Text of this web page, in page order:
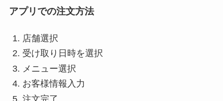
アプリでの注文方法
店舗選択
受け取り日時を選択
メニュー選択
お客様情報入力
注文完了